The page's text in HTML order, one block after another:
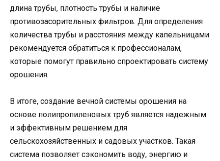
длина трубы, плотность трубы и наличие
противозасорительных фильтров. Для определения
количества трубы и расстояния между капельницами
рекомендуется обратиться к профессионалам,
которые помогут правильно спроектировать систему
орошения.
В итоге, создание вечной системы орошения на
основе полипропиленовых труб является надежным
и эффективным решением для
сельскохозяйственных и садовых участков. Такая
система позволяет сэкономить воду, энергию и